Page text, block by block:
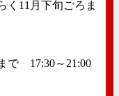
く11月下旬ごろま
で 17:30～21:00